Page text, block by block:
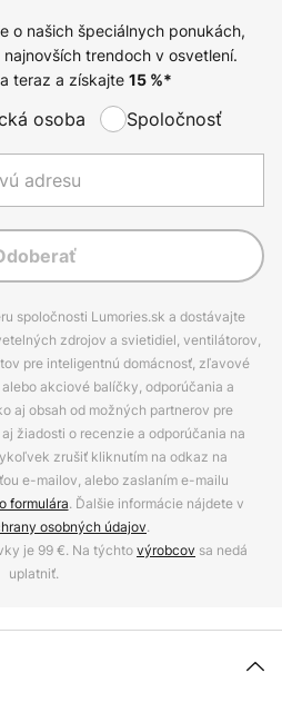
o našich špeciálnych ponukách,
trendoch v osvetlení.
teraz a získajte 15%*
osoba Spoločnosť
spoločnosti Lumories.sk a dostávajte
zdrojov a svietidiel, ventilátorov,
pre inteligentnú domácnosť, zľavové
akciové balíčky, odporúčania a
aj obsah od možných partnerov pre
žiadosti o recenzie a odporúčania na
zrušiť kliknutím na odkaz na
e-mailov, alebo zaslaním e-mailu
formulára. Ďalšie informácie nájdete v
osobných údajov.
je 99 €. Na týchtovýrobcov sa nedá
uplatniť.